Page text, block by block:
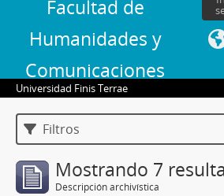
Facultad de
Humanidades y
Comunicaciones
Universidad Finis Terrae
Filtros
Mostrando 7
Descripción archivística